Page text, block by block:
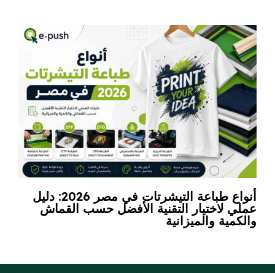
أنواع طباعة التيشرتات في مصر 2026: دليل
عملي لاختيار التقنية الأفضل حسب القماش
والكمية والميزانية